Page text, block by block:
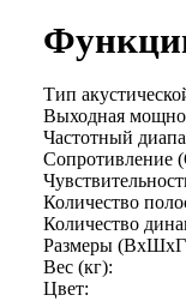
Тип
Выходная
Частотный
Сопротивление
Количество
Количество
Размеры
Вес (кг):
Цвет: